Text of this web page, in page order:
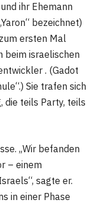
ihr Ehemann
bezeichnet)
ersten Mal
beim israelischen
. (Gadot
Sie trafen sich
die teils Party, teils
„Wir befanden
– einem
sagte er.
in einer Phase